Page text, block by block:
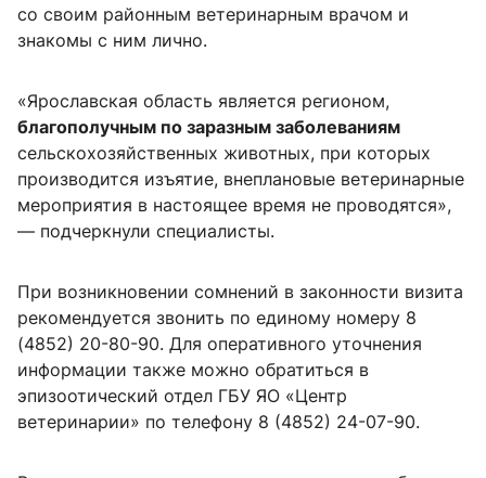
со своим районным ветеринарным врачом и
знакомы с ним лично.
«Ярославская область является регионом,
благополучным по заразным заболеваниям
сельскохозяйственных животных, при которых
производится изъятие, внеплановые ветеринарные
мероприятия в настоящее время не проводятся»,
— подчеркнули специалисты.
При возникновении сомнений в законности визита
рекомендуется звонить по единому номеру 8
(4852) 20-80-90. Для оперативного уточнения
информации также можно обратиться в
эпизоотический отдел ГБУ ЯО «Центр
ветеринарии» по телефону 8 (4852) 24-07-90.